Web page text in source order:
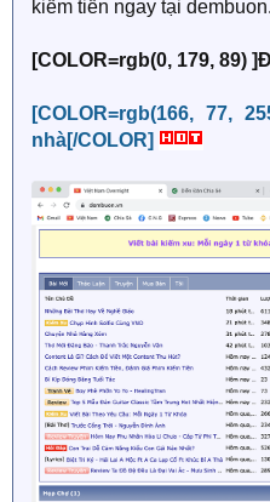
kiếm tiền ngay tại
[COLOR=rgb(0, 179, 89)
[COLOR=rgb(166, 77,
nhà[/COLOR]